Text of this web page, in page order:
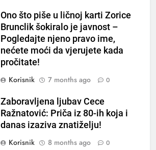
Ono što piše u ličnoj karti Zorice
Brunclik šokiralo je javnost –
Pogledajte njeno pravo ime,
nećete moći da vjerujete kada
pročitate!
Korisnik
7 months ago 0
Zaboravljena ljubav Cece
Ražnatović: Priča iz 80-ih koja i
danas izaziva znatiželju!
Korisnik
8 months ago 0
Piće od smreke – prirodni
napitak koji se često spominje
OSTALO
Samo 1 kašičica u litru vode i
čak će se i “suhi štap”
ukorijeniti! Stari vrtlarski trik koji
OSTALO